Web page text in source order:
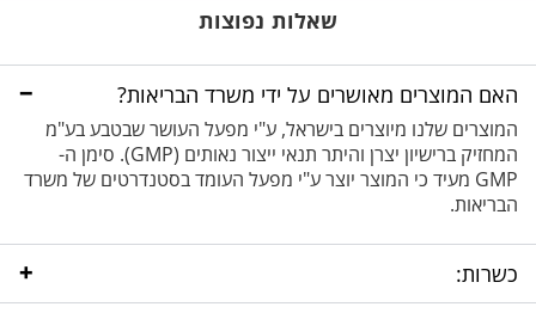
שאלות נפוצות
האם המוצרים מאושרים על ידי משרד הבריאות? −
המוצרים שלנו מיוצרים בישראל, ע"י מפעל העושר שבטבע בע"מ
המחזיק ברישיון יצרן והיתר תנאי ייצור נאותים (GMP). סימן ה-
GMP מעיד כי המוצר יוצר ע"י מפעל העומד בסטנדרטים של משרד
הבריאות.
כשרות: +